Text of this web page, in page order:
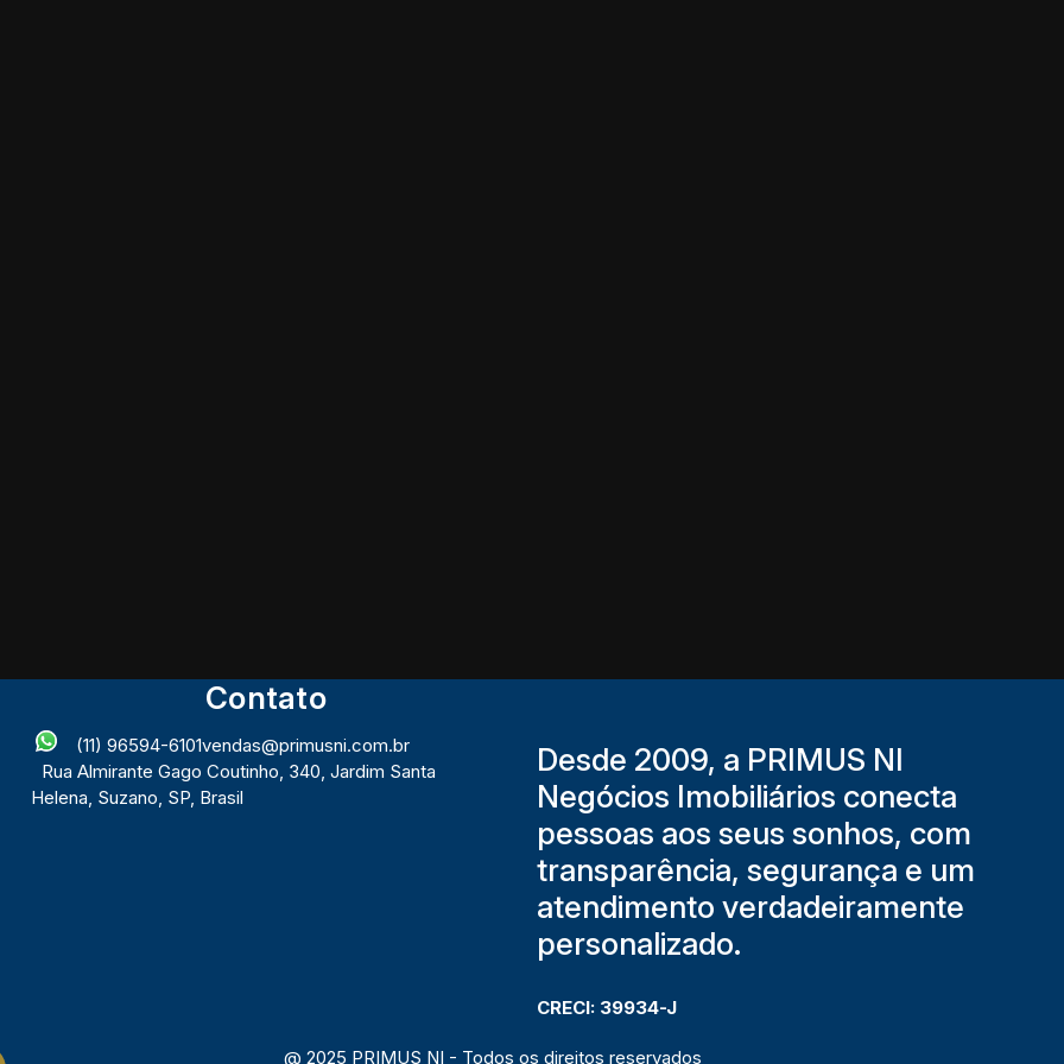
Contato
(11) 96594-6101vendas@primusni.com.br
Rua Almirante Gago Coutinho, 340, Jardim Santa
Helena, Suzano, SP, Brasil
Desde 2009, a PRIMUS NI
Negócios Imobiliários conecta
pessoas aos seus sonhos, com
transparência, segurança e um
atendimento verdadeiramente
personalizado.
CRECI: 39934-J
@ 2025 PRIMUS NI - Todos os direitos reservados